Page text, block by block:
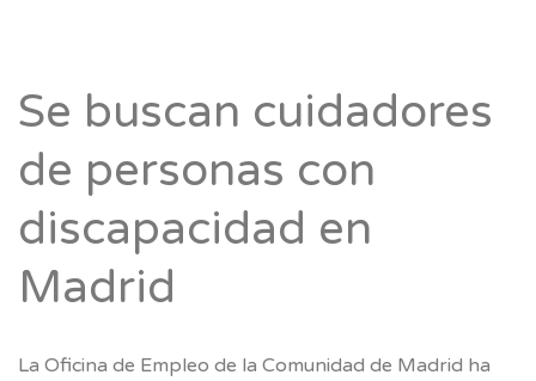
Se buscan cuidadores
de personas con
discapacidad en
Madrid
La Oficina de Empleo de la Comunidad de Madrid ha